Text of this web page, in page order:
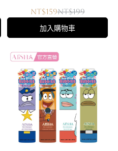
NT$159NT$199
加入購物車